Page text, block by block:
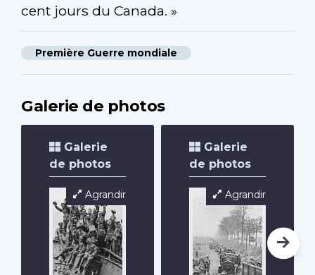
cent jours du Canada. »
Première Guerre mondiale
Galerie de photos
Galerie
de photos
Agrandir
Galerie
de photos
Agrandir